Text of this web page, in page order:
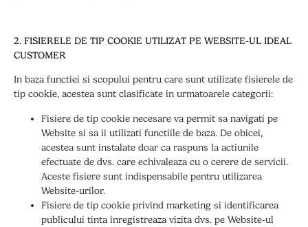
2. FISIERELE DE TIP COOKIE UTILIZAT PE WEBSITE-UL IDEAL
CUSTOMER
In baza functiei si scopului pentru care sunt utilizate fisierele de
tip cookie, acestea sunt clasificate in urmatoarele categorii:
Fisiere de tip cookie necesare va permit sa navigati pe
Website si sa ii utilizati functiile de baza. De obicei,
acestea sunt instalate doar ca raspuns la actiunile
efectuate de dvs. care echivaleaza cu o cerere de servicii.
Aceste fisiere sunt indispensabile pentru utilizarea
Website-urilor.
Fisiere de tip cookie privind marketing si identificarea
publicului tinta inregistreaza vizita dvs. pe Website-ul